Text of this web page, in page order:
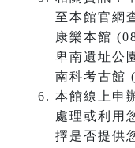
至本館官網
康樂本館
卑南遺址公
南科考古館
本館線上申
處理或利用
擇是否提供